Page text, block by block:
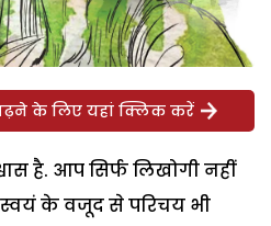
के लिए यहां क्लिक करें
है. आप सिर्फ लिखोगी नहीं
के वजूद से परिचय भी